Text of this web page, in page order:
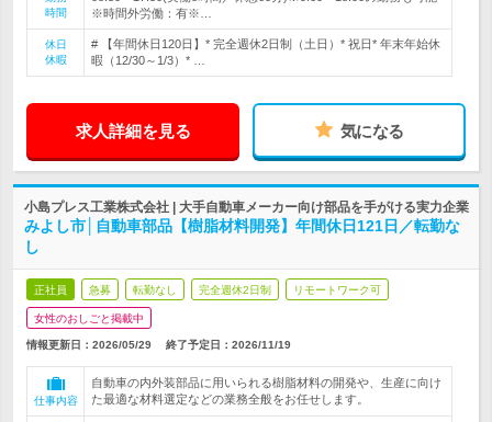
時間
※時間外労働：有※…
休日
休暇
# 【年間休日120日】* 完全週休2日制（土日）* 祝日* 年末年始休
暇（12/30～1/3）* …
求人詳細を見る 気になる
小島プレス工業株式会社 | 大手自動車メーカー向け部品を手がける実力企業
みよし市│自動車部品【樹脂材料開発】年間休日121日／転勤な
し
正社員 急募 転勤なし 完全週休2日制 リモートワーク可
女性のおしごと掲載中
情報更新日：2026/05/29 終了予定日： 2026/11/19
仕事内容
自動車の内外装部品に用いられる樹脂材料の開発や、生産に向け
た最適な材料選定などの業務全般をお任せします。